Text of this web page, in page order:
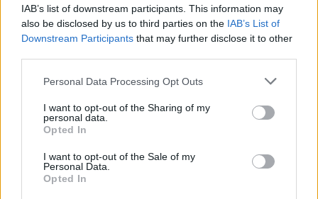
IAB’s list of downstream participants. This information may
also be disclosed by us to third parties on the IAB’s List of
Downstream Participants that may further disclose it to other
Personal Data Processing Opt Outs
I want to opt-out of the Sharing of my
personal data.
Opted In
I want to opt-out of the Sale of my
Personal Data.
Opted In
Szerzői jogok
Adatvédelmi tájékoztató
Nyomtatott lapjaink archívuma
Székely Hírmondó archívuma
Médiaajánlat
Látogatottsági adatok